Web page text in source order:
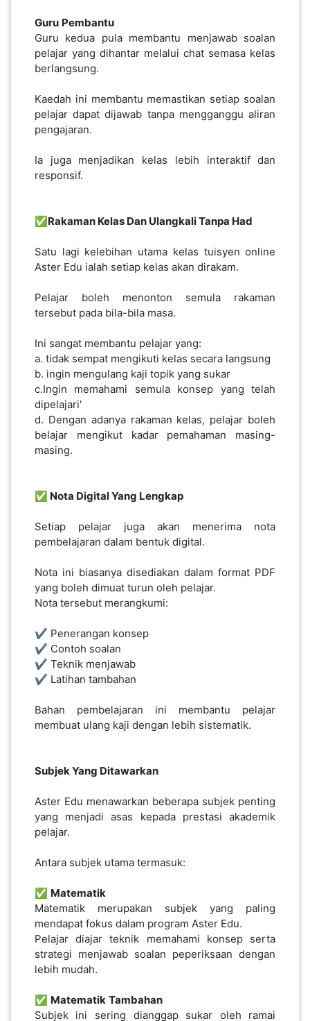
Guru Pembantu
Guru kedua pula membantu menjawab soalan
pelajar yang dihantar melalui chat semasa kelas
berlangsung.
Kaedah ini membantu memastikan setiap soalan
pelajar dapat dijawab tanpa mengganggu aliran
pengajaran.
Ia juga menjadikan kelas lebih interaktif dan
responsif.
✅Rakaman Kelas Dan Ulangkali Tanpa Had
Satu lagi kelebihan utama kelas tuisyen online
Aster Edu ialah setiap kelas akan dirakam.
Pelajar boleh menonton semula rakaman
tersebut pada bila-bila masa.
Ini sangat membantu pelajar yang:
a. tidak sempat mengikuti kelas secara langsung
b. ingin mengulang kaji topik yang sukar
c.Ingin memahami semula konsep yang telah
dipelajari'
d. Dengan adanya rakaman kelas, pelajar boleh
belajar mengikut kadar pemahaman masing-
masing.
✅ Nota Digital Yang Lengkap
Setiap pelajar juga akan menerima nota
pembelajaran dalam bentuk digital.
Nota ini biasanya disediakan dalam format PDF
yang boleh dimuat turun oleh pelajar.
Nota tersebut merangkumi:
✔️ Penerangan konsep
✔️ Contoh soalan
✔️ Teknik menjawab
✔️ Latihan tambahan
Bahan pembelajaran ini membantu pelajar
membuat ulang kaji dengan lebih sistematik.
Subjek Yang Ditawarkan
Aster Edu menawarkan beberapa subjek penting
yang menjadi asas kepada prestasi akademik
pelajar.
Antara subjek utama termasuk:
✅ Matematik
Matematik merupakan subjek yang paling
mendapat fokus dalam program Aster Edu.
Pelajar diajar teknik memahami konsep serta
strategi menjawab soalan peperiksaan dengan
lebih mudah.
✅ Matematik Tambahan
Subjek ini sering dianggap sukar oleh ramai